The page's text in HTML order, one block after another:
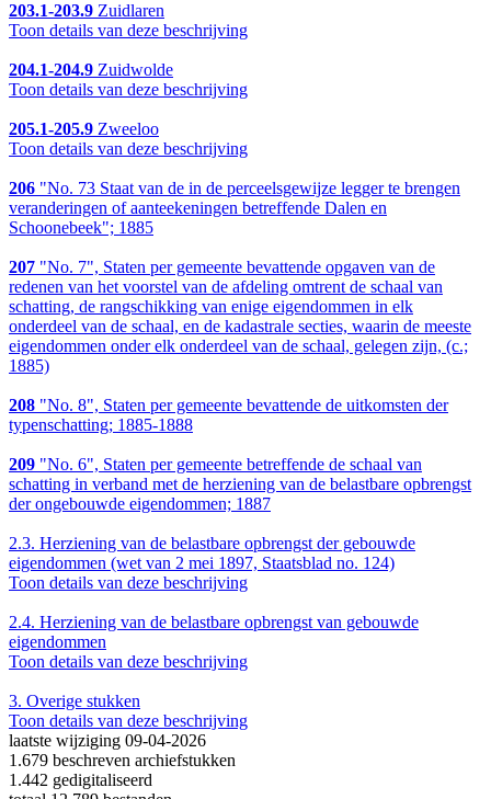
203.1-203.9 Zuidlaren
Toon details van deze beschrijving
204.1-204.9 Zuidwolde
Toon details van deze beschrijving
205.1-205.9 Zweeloo
Toon details van deze beschrijving
206 "No. 73 Staat van de in de perceelsgewijze legger te brengen
veranderingen of aanteekeningen betreffende Dalen en
Schoonebeek"; 1885
207 "No. 7", Staten per gemeente bevattende opgaven van de
redenen van het voorstel van de afdeling omtrent de schaal van
schatting, de rangschikking van enige eigendommen in elk
onderdeel van de schaal, en de kadastrale secties, waarin de meeste
eigendommen onder elk onderdeel van de schaal, gelegen zijn, (c.;
1885)
208 "No. 8", Staten per gemeente bevattende de uitkomsten der
typenschatting; 1885-1888
209 "No. 6", Staten per gemeente betreffende de schaal van
schatting in verband met de herziening van de belastbare opbrengst
der ongebouwde eigendommen; 1887
2.3. Herziening van de belastbare opbrengst der gebouwde
eigendommen (wet van 2 mei 1897, Staatsblad no. 124)
Toon details van deze beschrijving
2.4. Herziening van de belastbare opbrengst van gebouwde
eigendommen
Toon details van deze beschrijving
3. Overige stukken
Toon details van deze beschrijving
laatste wijziging 09-04-2026
1.679 beschreven archiefstukken
1.442 gedigitaliseerd